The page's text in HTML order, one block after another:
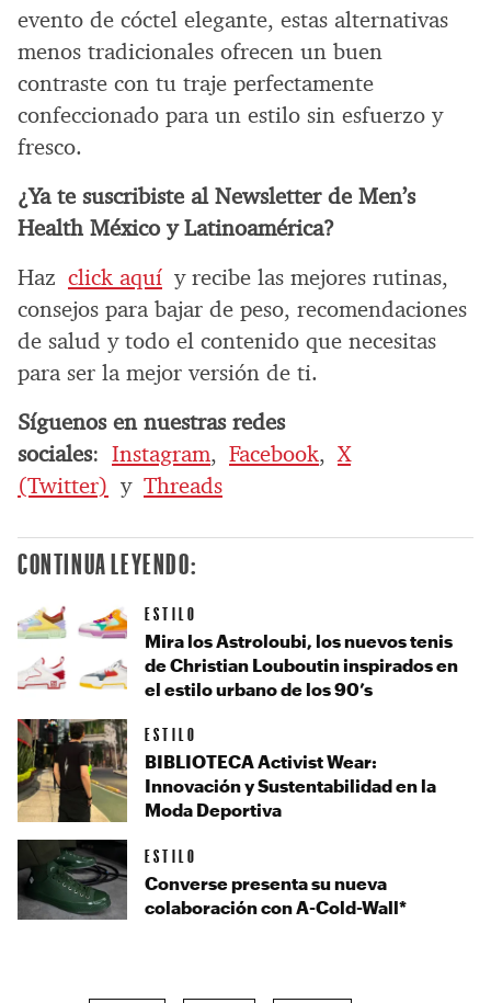
evento de cóctel elegante, estas alternativas
menos tradicionales ofrecen un buen
contraste con tu traje perfectamente
confeccionado para un estilo sin esfuerzo y
fresco.
¿Ya te suscribiste al Newsletter de Men’s
Health México y Latinoamérica?
Haz click aquí y recibe las mejores rutinas,
consejos para bajar de peso, recomendaciones
de salud y todo el contenido que necesitas
para ser la mejor versión de ti.
Síguenos en nuestras redes
sociales: Instagram, Facebook,X
(Twitter) y Threads
CONTINUA LEYENDO:
ESTILO
Mira los Astroloubi, los nuevos tenis
de Christian Louboutin inspirados en
el estilo urbano de los 90’s
ESTILO
BIBLIOTECA Activist Wear:
Innovación y Sustentabilidad en la
Moda Deportiva
ESTILO
Converse presenta su nueva
colaboración con A-Cold-Wall*